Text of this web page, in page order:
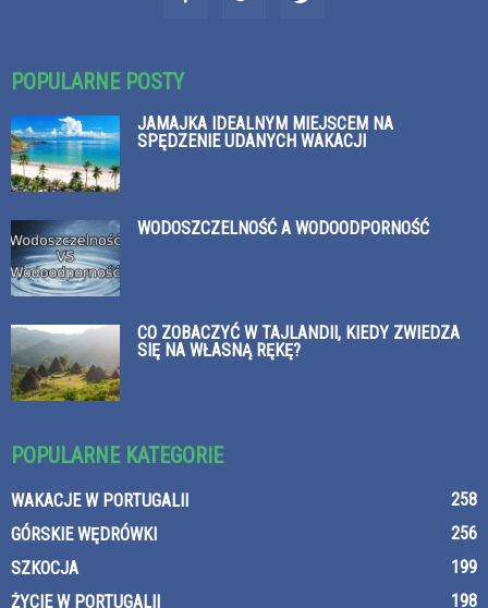
POPULARNE POSTY
JAMAJKA IDEALNYM MIEJSCEM NA
SPĘDZENIE UDANYCH WAKACJI
WODOSZCZELNOŚĆ A WODOODPORNOŚĆ
CO ZOBACZYĆ W TAJLANDII, KIEDY ZWIEDZA
SIĘ NA WŁASNĄ RĘKĘ?
POPULARNE KATEGORIE
WAKACJE W PORTUGALII
258
GÓRSKIE WĘDRÓWKI
256
SZKOCJA
199
ŻYCIE W PORTUGALII
198